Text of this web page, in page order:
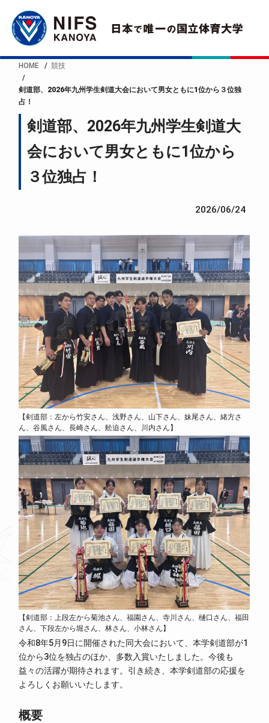
HOME 競技
剣道部、2026年九州学生剣道大会において男女ともに1位から３位独
占！
剣道部、2026年九州学生剣道大
会において男女ともに1位から
３位独占！
2026/06/24
【剣道部：左から竹安さん、浅野さん、山下さん、妹尾さん、緒方さ
ん、谷風さん、長崎さん、舩迫さん、川内さん】
【剣道部：上段左から菊池さん、福園さん、寺川さん、樋口さん、福田
さん、下段左から堀さん、林さん、小林さん】
令和8年5月9日に開催された同大会において、本学剣道部が1
位から3位を独占のほか、多数入賞いたしました。今後も
益々の活躍が期待されます。引き続き、本学剣道部の応援を
よろしくお願いいたします。
概要